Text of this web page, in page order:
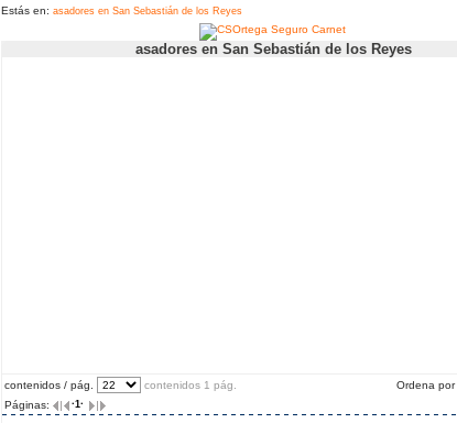
Estás en: asadores en San Sebastián de los Reyes
asadores en San Sebastián de los Reyes
contenidos / pág. contenidos 1 pág.
Ordena por
Páginas:
·1·